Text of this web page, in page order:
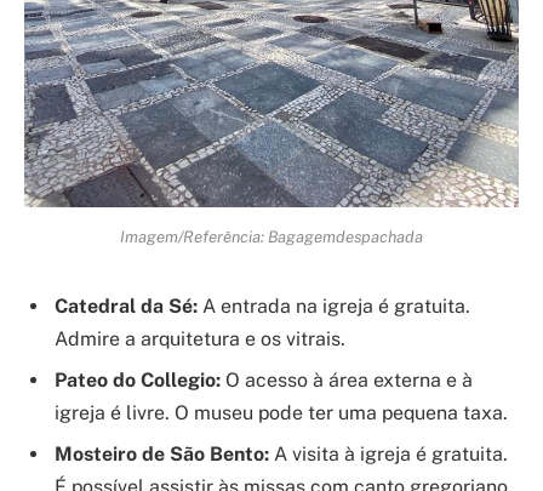
Imagem/Referência: Bagagemdespachada
Catedral da Sé: A entrada na igreja é gratuita.
Admire a arquitetura e os vitrais.
Pateo do Collegio: O acesso à área externa e à
igreja é livre. O museu pode ter uma pequena taxa.
Mosteiro de São Bento: A visita à igreja é gratuita.